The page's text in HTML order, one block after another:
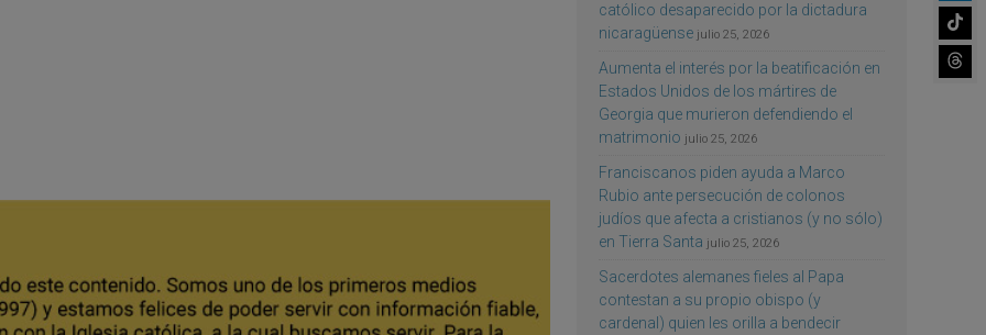
católico desaparecido por la dictadura
nicaragüense julio 25, 2026
Aumenta el interés por la beatificación en
Estados Unidos de los mártires de
Georgia que murieron defendiendo el
matrimonio julio 25, 2026
Franciscanos piden ayuda a Marco
Rubio ante persecución de colonos
judíos que afecta a cristianos (y no sólo)
en Tierra Santa julio 25, 2026
Sacerdotes alemanes fieles al Papa
contestan a su propio obispo (y
cardenal) quien les orilla a bendecir